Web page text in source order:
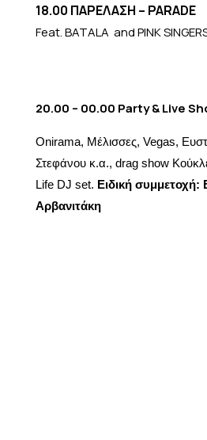
18.00 ΠΑΡΕΛΑΣΗ – PARADE
Feat. BATALA and PINK
20.00 – 00.00 Party & Live
Onirama, Μέλισσες, Vegas,
Στεφάνου κ.α., drag show
Life DJ set. Ειδική συμμετοχή:
Αρβανιτάκη